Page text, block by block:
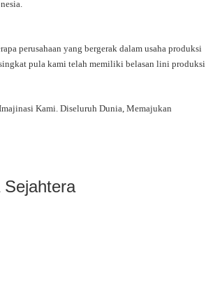
perusahaan yang bergerak dalam usaha produksi
pula kami telah memiliki belasan lini produksi
Kami. Diseluruh Dunia, Memajukan